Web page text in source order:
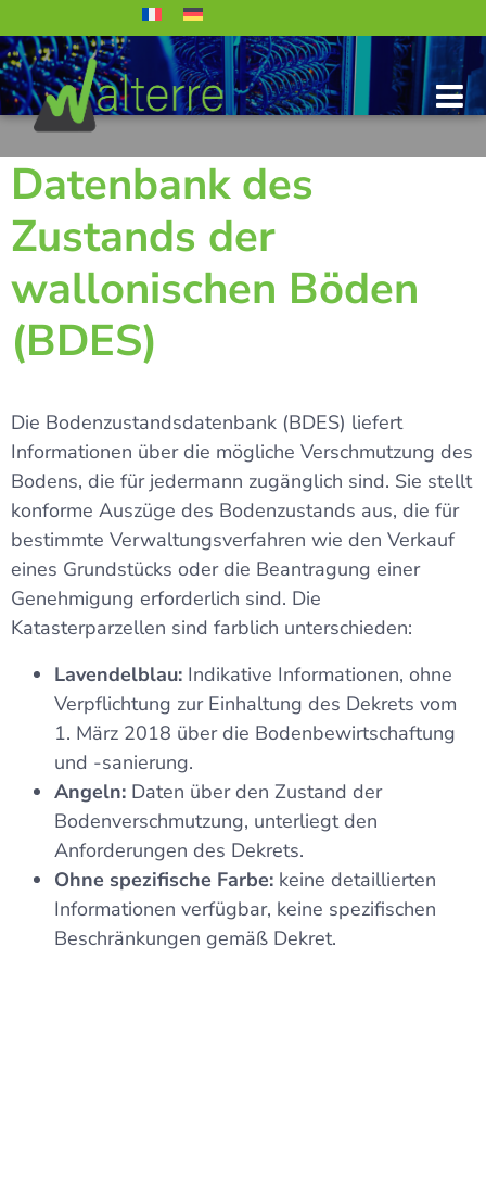
Datenbank des
Zustands der
wallonischen Böden
(BDES)
Die Bodenzustandsdatenbank (BDES) liefert
Informationen über die mögliche Verschmutzung des
Bodens, die für jedermann zugänglich sind. Sie stellt
konforme Auszüge des Bodenzustands aus, die für
bestimmte Verwaltungsverfahren wie den Verkauf
eines Grundstücks oder die Beantragung einer
Genehmigung erforderlich sind. Die
Katasterparzellen sind farblich unterschieden:
Lavendelblau: Indikative Informationen, ohne
Verpflichtung zur Einhaltung des Dekrets vom
1. März 2018 über die Bodenbewirtschaftung
und -sanierung.
Angeln: Daten über den Zustand der
Bodenverschmutzung, unterliegt den
Anforderungen des Dekrets.
Ohne spezifische Farbe: keine detaillierten
Informationen verfügbar, keine spezifischen
Beschränkungen gemäß Dekret.